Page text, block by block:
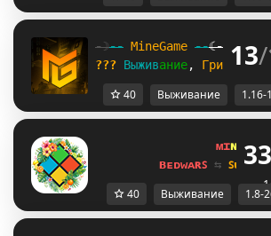
-☽-- Mi neGame --☾- 1.16 -
??? Выживание, Гри ер ски
13/
40 Выживание 1.16-
ᴍɪɴᴇ ʟᴀ
ʙᴇᴅᴡᴀʀꜱ ⇆
40 Выживание 1.8-